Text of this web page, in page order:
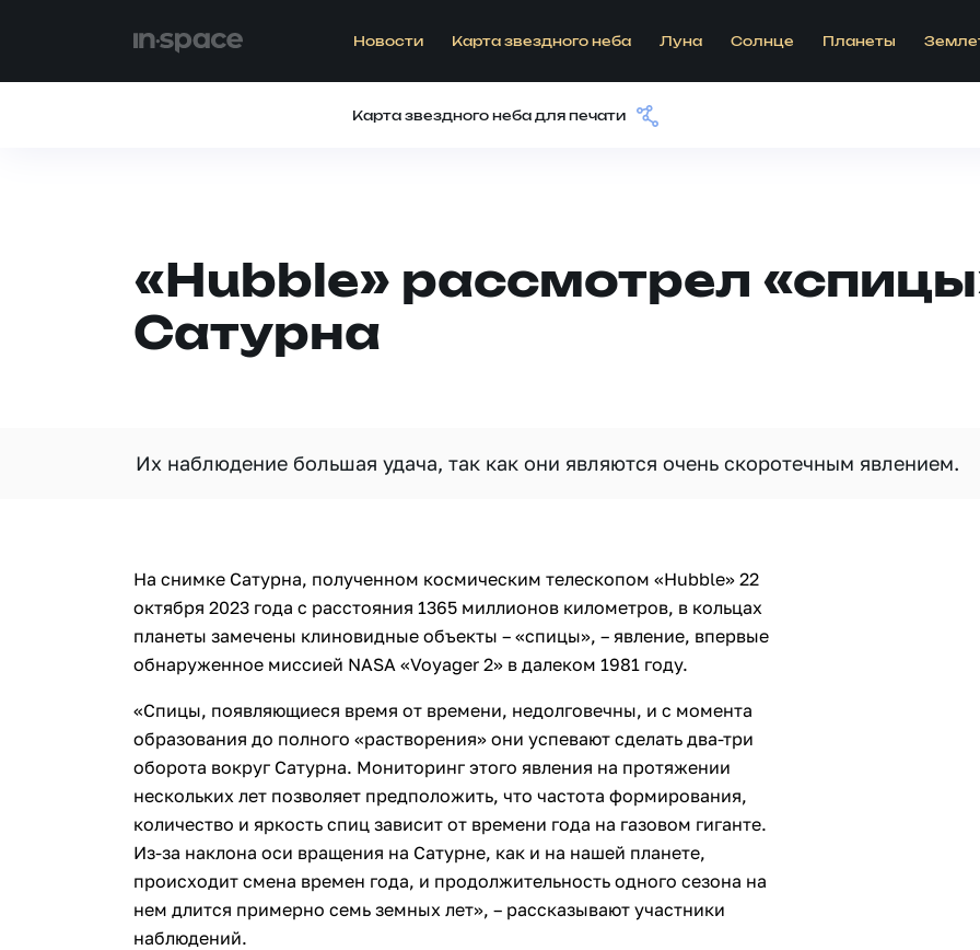
Новости Карта звездного неба Луна Солнце Планеты
Карта звездного неба для печати
«Hubble» рассмотрел
Сатурна
Их наблюдение большая удача, так как они являются очень скоротечным явлением.
На снимке Сатурна, полученном космическим телескопом «Hubble» 22
октября 2023 года с расстояния 1365 миллионов километров, в кольцах
планеты замечены клиновидные объекты – «спицы», – явление, впервые
обнаруженное миссией NASA «Voyager 2» в далеком 1981 году.
«Спицы, появляющиеся время от времени, недолговечны, и с момента
образования до полного «растворения» они успевают сделать два-три
оборота вокруг Сатурна. Мониторинг этого явления на протяжении
нескольких лет позволяет предположить, что частота формирования,
количество и яркость спиц зависит от времени года на газовом гиганте.
Из-за наклона оси вращения на Сатурне, как и на нашей планете,
происходит смена времен года, и продолжительность одного сезона на
нем длится примерно семь земных лет», – рассказывают участники
наблюдений.